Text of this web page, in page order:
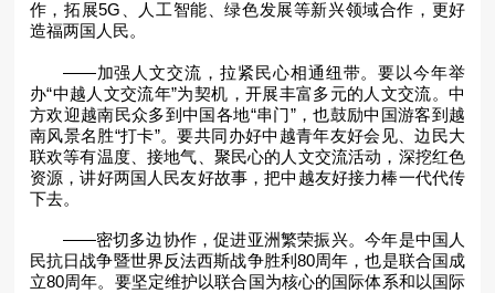
作，拓展5G、人工智能、绿色发展等新兴领域合作，更好
造福两国人民。
——加强人文交流，拉紧民心相通纽带。要以今年举
办“中越人文交流年”为契机，开展丰富多元的人文交流。中
方欢迎越南民众多到中国各地“串门”，也鼓励中国游客到越
南风景名胜“打卡”。要共同办好中越青年友好会见、边民大
联欢等有温度、接地气、聚民心的人文交流活动，深挖红色
资源，讲好两国人民友好故事，把中越友好接力棒一代代传
下去。
——密切多边协作，促进亚洲繁荣振兴。今年是中国人
民抗日战争暨世界反法西斯战争胜利80周年，也是联合国成
立80周年。要坚定维护以联合国为核心的国际体系和以国际